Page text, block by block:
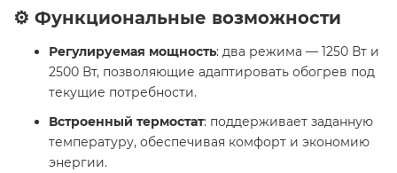
⚙️ Функциональные возможности
Регулируемая мощность: два режима — 1250 Вт и
2500 Вт, позволяющие адаптировать обогрев под
текущие потребности.
Встроенный термостат: поддерживает заданную
температуру, обеспечивая комфорт и экономию
энергии.